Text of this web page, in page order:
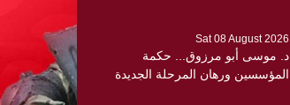
Sat 08 August 2026
د. موسى أبو مرزوق... حكمة
المؤسسين ورهان المرحلة الجديدة